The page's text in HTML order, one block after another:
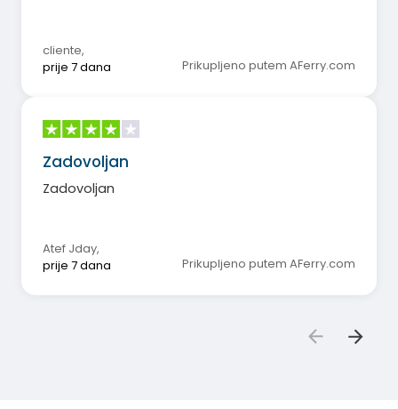
cliente,
prije 7 dana
Prikupljeno putem AFerry.com
Zadovoljan
Zadovoljan
Atef Jday,
prije 7 dana
Prikupljeno putem AFerry.com